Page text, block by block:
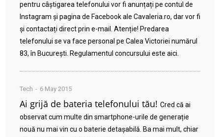
pentru câștigarea telefonului vor fi anunțați pe contul de
Instagram și pagina de Facebook ale Cavaleria.ro, dar vor fi
și contactați direct prin e-mail. Atenție! Predarea
telefonului se va face personal pe Calea Victoriei numărul
83, în București. Regulamentul concursului este aici.
Tech 6 May 2015
Ai grijă de bateria telefonului tău! Cred că ai
observat cum multe din smartphone-urile de generație
nouă nu mai vin cu o baterie detașabilă. Ba mai mult, chiar